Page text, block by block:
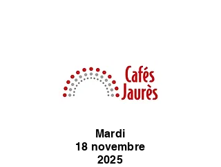
Mardi
18 novembre
2025